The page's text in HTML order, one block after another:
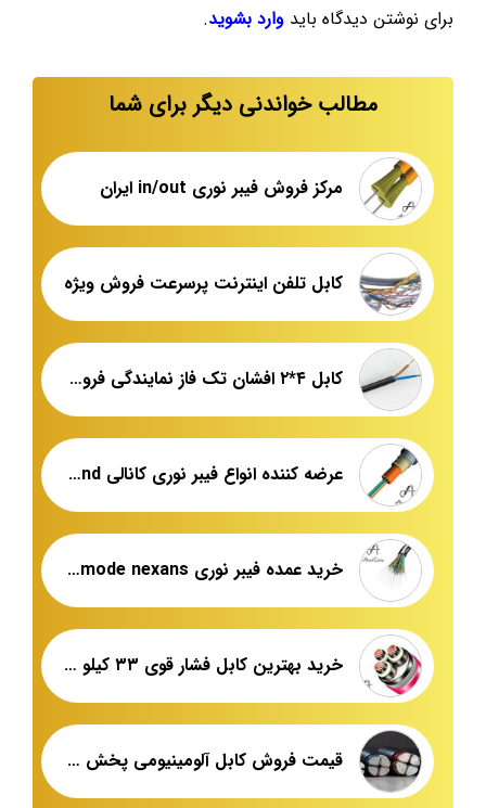
برای نوشتن دیدگاه باید وارد بشوید.
مطالب خواندنی دیگر برای شما
مرکز فروش فیبر نوری in/out ایران
کابل تلفن اینترنت پرسرعت فروش ویژه
کابل ۴*۲ افشان تک فاز نمایندگی فروش
عرضه کننده انواع فیبر نوری کانالی fiberland
خرید عمده فیبر نوری single mode nexans
خرید بهترین کابل فشار قوی ۳۳ کیلو ولت
قیمت فروش کابل آلومینیومی پخش عمده